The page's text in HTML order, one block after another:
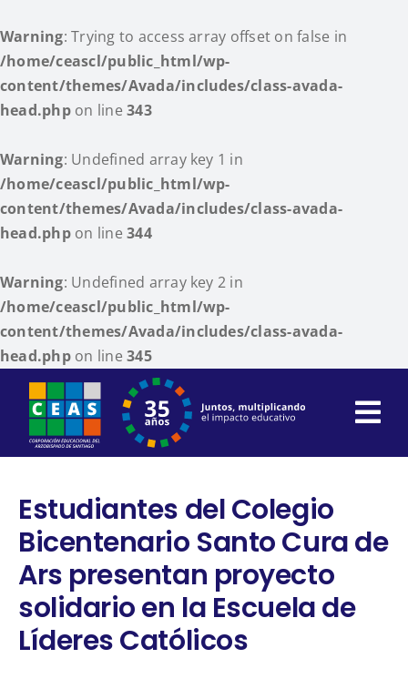
Warning: Trying to access array offset on false in
/home/ceascl/public_html/wp-
content/themes/Avada/includes/class-avada-
head.phpon line343
Warning: Undefined array key 1 in
/home/ceascl/public_html/wp-
content/themes/Avada/includes/class-avada-
head.phpon line344
Warning: Undefined array key 2 in
/home/ceascl/public_html/wp-
content/themes/Avada/includes/class-avada-
head.phpon line345
Estudiantes del Colegio
Bicentenario Santo Cura de
Ars presentan proyecto
solidario en la Escuela de
Líderes Católicos